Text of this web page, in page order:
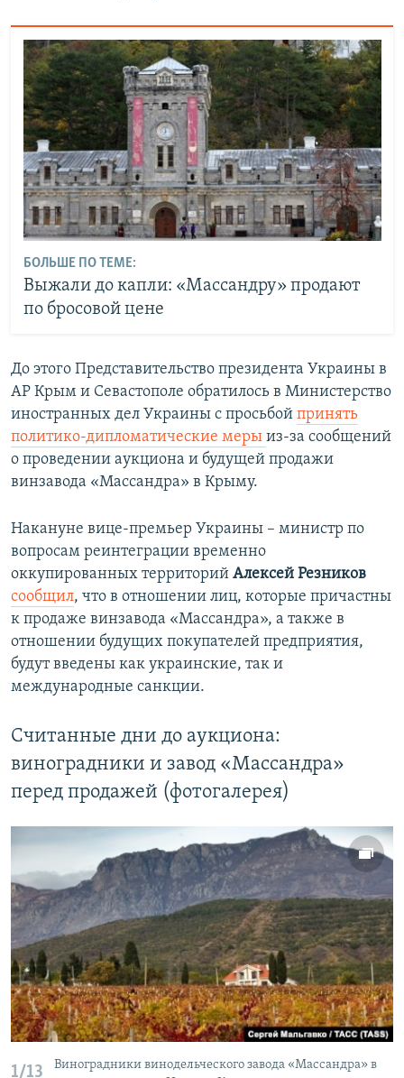
БОЛЬШЕ ПО ТЕМЕ:
Выжали до капли: «Массандру» продают
по бросовой цене
До этого Представительство президента Украины в
АР Крым и Севастополе обратилось в Министерство
иностранных дел Украины с просьбой принять
политико-дипломатические меры из-за сообщений
о проведении аукциона и будущей продажи
винзавода «Массандра» в Крыму.
Накануне вице-премьер Украины – министр по
вопросам реинтеграции временно
оккупированных территорий Алексей Резников
сообщил, что в отношении лиц, которые причастны
к продаже винзавода «Массандра», а также в
отношении будущих покупателей предприятия,
будут введены как украинские, так и
международные санкции.
Считанные дни до аукциона:
виноградники и завод «Массандра»
перед продажей (фотогалерея)
1/13
Виноградники винодельческого завода «Массандра» в